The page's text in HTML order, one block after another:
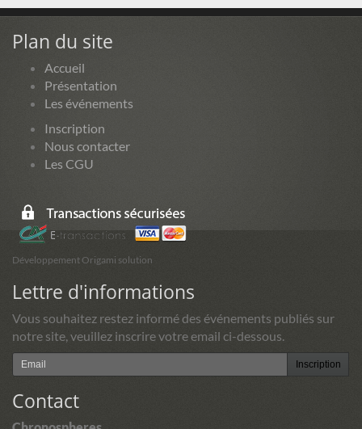
Plan du site
Accueil
Présentation
Les événements
Inscription
Nous contacter
Les CGU
Développement Origami solution
Lettre d'informations
Vous souhaitez restez informé des événements publiés sur
notre site, veuillez inscrire votre email ci-dessous.
Inscription
Contact